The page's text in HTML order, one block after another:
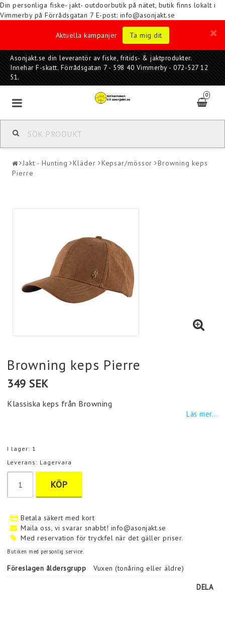
Din personliga fiske- jakt- outdoorbutik på nätet, butik finns lokalt i
Vimmerby på Förrådsgatan 7 E-post: info@asonjakt.se
Aktuella kampanjer Ta mig dit
Asonjakt.se din leverantör av fiske, fritids- & jaktprodukter.
Innehar F-skatt. Förrådsgatan 7 - 598 40 Vimmerby - 072-527 12
51.
0
Jakt - Hunting Kläder Kepsar/mössor
Browning keps
Pierre
Browning keps Pierre
349 SEK
Klassiska keps från Browning
Läs mer...
I lager: 1
Leverans: Lagervara
KÖP
Betala säkert med kort
Maila oss, vi svarar snabbt! info@asonjakt.se
Med reservation för tryckfel när det gäller priser.
Butiken med personlig service.
Föreslagen åldersgrupp Vuxen (tonåring eller äldre)
DELA